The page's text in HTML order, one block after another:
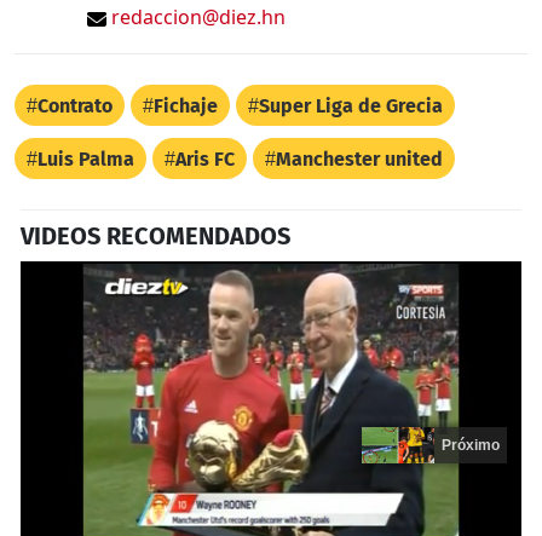
redaccion@diez.hn
Contrato Fichaje Super Liga de Grecia
Luis Palma Aris FC Manchester united
VIDEOS RECOMENDADOS
Próximo